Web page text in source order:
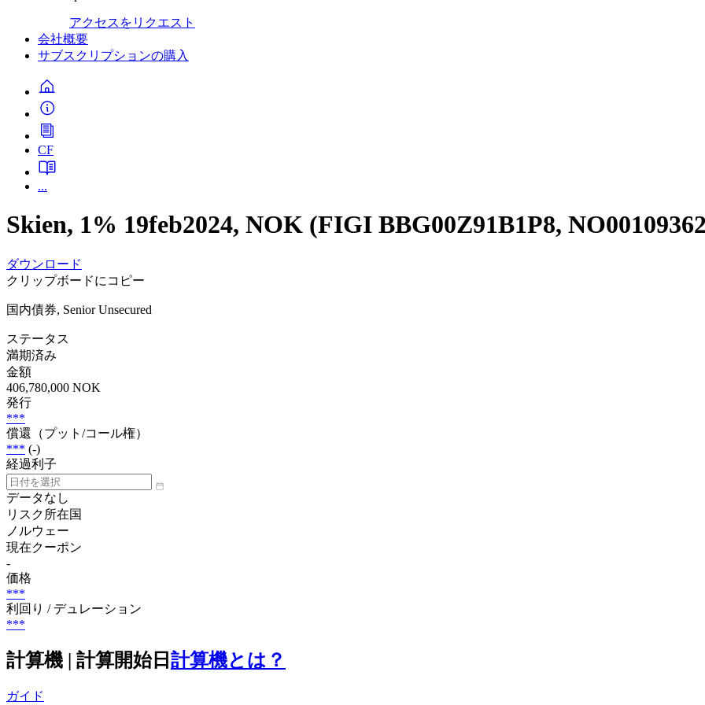
アクセスをリクエスト
会社概要
サブスクリプションの購入
CF
...
Skien, 1% 19feb2024, NOK (FIGI BBG00Z91B1P8,
ダウンロード
クリップボードにコピー
国内債券, Senior Unsecured
ステータス
満期済み
金額
406,780,000 NOK
発行
***
償還（プット/コール権）
*** (-)
経過利子
データなし
リスク所在国
ノルウェー
現在クーポン
-
価格
***
利回り / デュレーション
***
計算機 | 計算開始日 計算機とは？
ガイド